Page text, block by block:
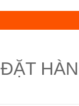
ĐẶT